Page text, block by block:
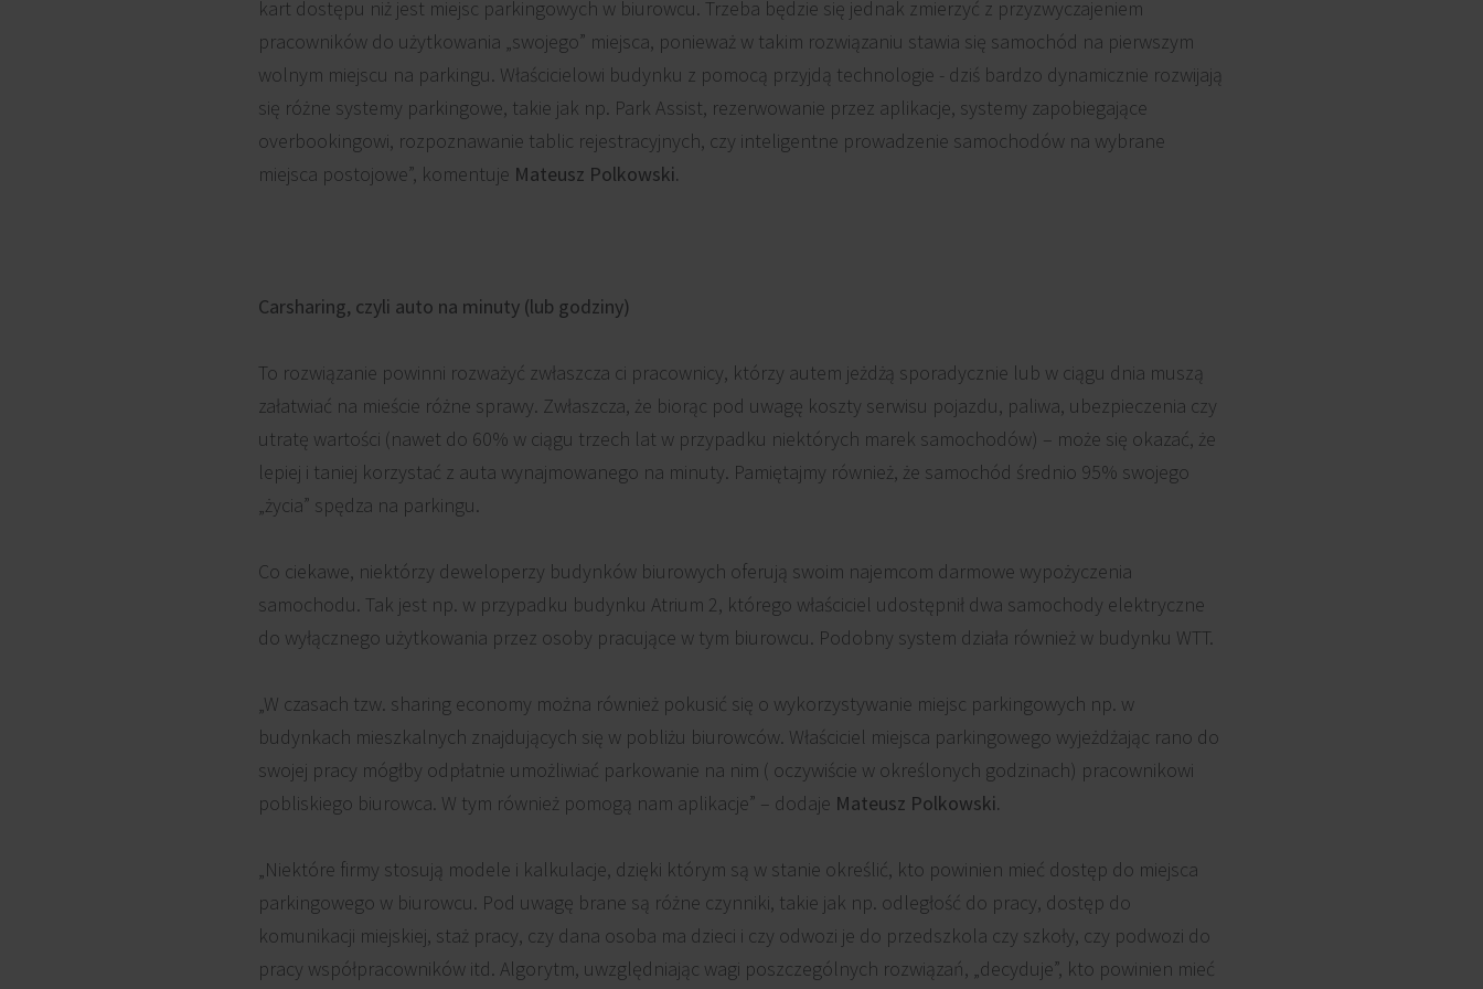
kart dostępu niż jest miejsc parkingowych w biurowcu. Trzeba będzie się jednak zmierzyć z przyzwyczajeniem
pracowników do użytkowania „swojego” miejsca, ponieważ w takim rozwiązaniu stawia się samochód na pierwszym
wolnym miejscu na parkingu. Właścicielowi budynku z pomocą przyjdą technologie - dziś bardzo dynamicznie rozwijają
się różne systemy parkingowe, takie jak np. Park Assist, rezerwowanie przez aplikacje, systemy zapobiegające
overbookingowi, rozpoznawanie tablic rejestracyjnych, czy inteligentne prowadzenie samochodów na wybrane
miejsca postojowe”, komentuje Mateusz Polkowski.
Carsharing, czyli auto na minuty (lub godziny)
To rozwiązanie powinni rozważyć zwłaszcza ci pracownicy, którzy autem jeżdżą sporadycznie lub w ciągu dnia muszą
załatwiać na mieście różne sprawy. Zwłaszcza, że biorąc pod uwagę koszty serwisu pojazdu, paliwa, ubezpieczenia czy
utratę wartości (nawet do 60% w ciągu trzech lat w przypadku niektórych marek samochodów) – może się okazać, że
lepiej i taniej korzystać z auta wynajmowanego na minuty. Pamiętajmy również, że samochód średnio 95% swojego
„życia” spędza na parkingu.
Co ciekawe, niektórzy deweloperzy budynków biurowych oferują swoim najemcom darmowe wypożyczenia
samochodu. Tak jest np. w przypadku budynku Atrium 2, którego właściciel udostępnił dwa samochody elektryczne
do wyłącznego użytkowania przez osoby pracujące w tym biurowcu. Podobny system działa również w budynku WTT.
„W czasach tzw. sharing economy można również pokusić się o wykorzystywanie miejsc parkingowych np. w
budynkach mieszkalnych znajdujących się w pobliżu biurowców. Właściciel miejsca parkingowego wyjeżdżając rano do
swojej pracy mógłby odpłatnie umożliwiać parkowanie na nim ( oczywiście w określonych godzinach) pracownikowi
pobliskiego biurowca. W tym również pomogą nam aplikacje” – dodaje Mateusz Polkowski.
„Niektóre firmy stosują modele i kalkulacje, dzięki którym są w stanie określić, kto powinien mieć dostęp do miejsca
parkingowego w biurowcu. Pod uwagę brane są różne czynniki, takie jak np. odległość do pracy, dostęp do
komunikacji miejskiej, staż pracy, czy dana osoba ma dzieci i czy odwozi je do przedszkola czy szkoły, czy podwozi do
pracy współpracowników itd. Algorytm, uwzględniając wagi poszczególnych rozwiązań, „decyduje”, kto powinien mieć